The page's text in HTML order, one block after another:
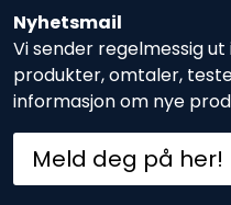
Nyhetsmail
Vi sender regelmessig
produkter, omtaler,
informasjon om nye
Meld deg på her!